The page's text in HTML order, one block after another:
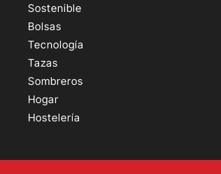
Sostenible
Bolsas
Tecnología
Tazas
Sombreros
Hogar
Hostelería